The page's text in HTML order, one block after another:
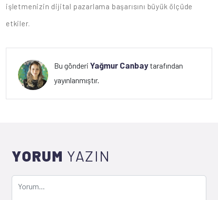
işletmenizin dijital pazarlama başarısını büyük ölçüde
etkiler.
Bu gönderiYağmur Canbaytarafından
yayınlanmıştır.
YORUM YAZIN